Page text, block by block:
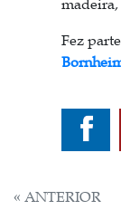
Fez
« ANTERIOR